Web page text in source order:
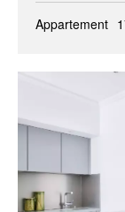
Appartement